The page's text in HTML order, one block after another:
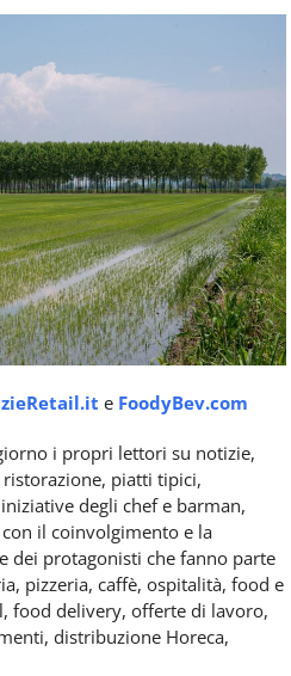
e FoodyBev.com
i propri lettori su notizie,
piatti tipici,
degli chef e barman,
il coinvolgimento e la
dei protagonisti che fanno parte
pizzeria, caffè, ospitalità, food e
food delivery, offerte di lavoro,
distribuzione Horeca,